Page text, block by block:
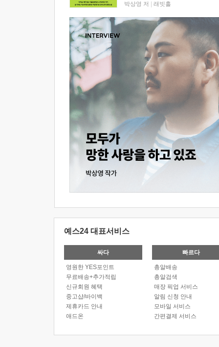
박상영 저 래빗홀
예스24 대표서비스
싸다
영원한 YES포인트
무료배송+추가적립
신규회원 혜택
중고샵/바이백
제휴카드 안내
애드온
빠르다
총알배송
총알검색
매장 픽업 서비스
알림 신청 안내
모바일 서비스
간편결제 서비스